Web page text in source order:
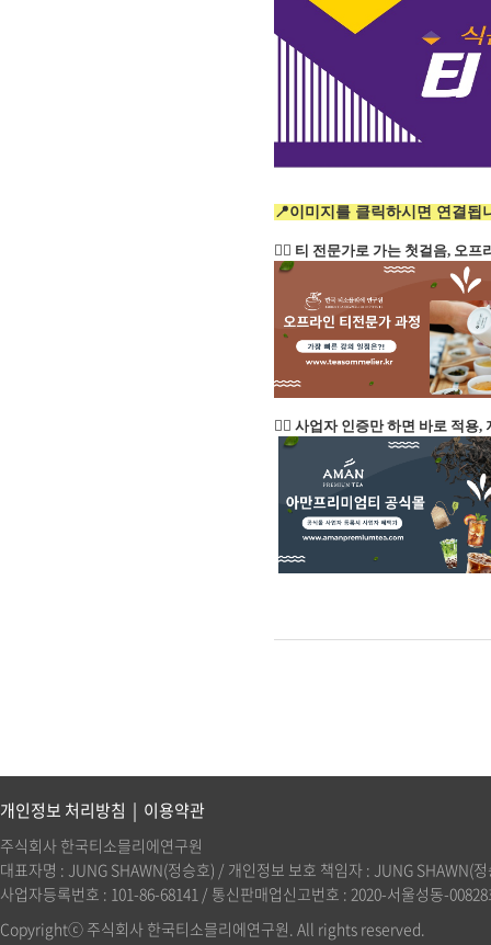
📍이미지를 클릭하시면 연결됩
👉🏻 티 전문가로 가는 첫걸음, 오
👉🏻 사업자 인증만 하면 바로 적용
개인정보 처리방침 | 이용약관
주식회사 한국티소믈리에연구원
대표자명 : JUNG SHAWN(정승호) / 개인정보 보호 책임자 : JUNG
사업자등록번호 : 101-86-68141 / 통신판매업신고번호 : 2020-서울성동-
Copyrightⓒ 주식회사 한국티소믈리에연구원. All rights reserved.